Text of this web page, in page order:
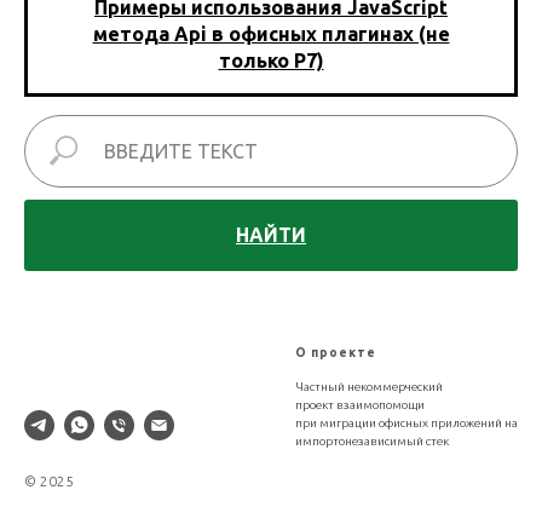
Примеры использования JavaScript
метода Api в офисных плагинах (не
только Р7)
НАЙТИ
© 2025
О проекте
Частный некоммерческий
проект взаимопомощи
при миграции офисных приложений на
импортонезависимый стек